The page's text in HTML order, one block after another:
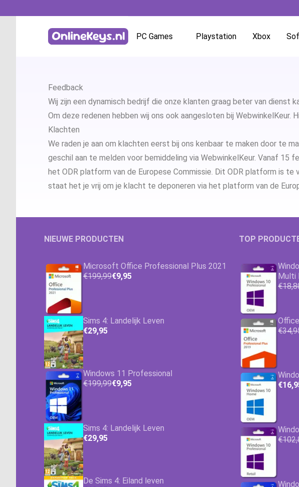
PC Games
GOG.com
Steam
Ubisoft / Uplay
Playstation Xbox
Feedback
Wij zijn een dynamisch bedrijf die onze klanten graag beter van dienst
Om deze redenen hebben wij ons ook aangesloten bij
Klachten
We raden je aan om klachten eerst bij ons kenbaar te maken door te
geschil aan te melden voor bemiddeling via WebwinkelKeur. Vanaf 15
het ODR platform van de Europese Commissie. Dit ODR platform is
staat het je vrij om je klacht te deponeren via het platform van de
NIEUWE PRODUCTEN
Microsoft Office Professional Plus 2021
€199,99€9,95
Sims 4: Landelijk Leven
€29,95
Windows 11 Professional
€199,99€9,95
Sims 4: Landelijk Leven
€29,95
De Sims 4: Eiland leven
TOP
Multi